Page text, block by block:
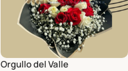
Orgullo del Valle